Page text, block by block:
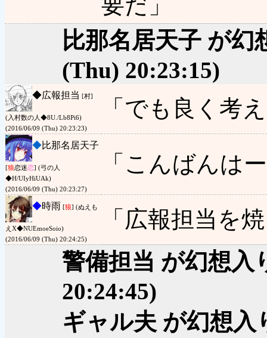
比那名居天子 が幻
(Thu) 20:23:15)
◆広報担当 [村]
(入村数の人◆8U./Lb8Pi6)
(2016/06/09 (Thu) 20:23:23)
「でも良く考
◆比那名居天子
[狼恋迷恋] (弓の人
◆H/UIyHiUAk)
(2016/06/09 (Thu) 20:23:27)
「こんばんは
◆時雨 [狼] (ぬえも
えΧ◆NUEmoeSoio)
(2016/06/09 (Thu) 20:24:25)
「広報担当を
警備担当 が幻想入
20:24:45)
ギャル夫 が幻想入